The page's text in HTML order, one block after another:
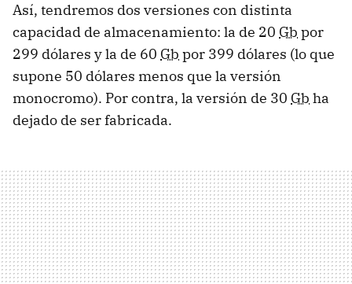
Así, tendremos dos versiones con distinta
capacidad de almacenamiento: la de 20 Gb por
299 dólares y la de 60 Gb por 399 dólares (lo que
supone 50 dólares menos que la versión
monocromo). Por contra, la versión de 30 Gb ha
dejado de ser fabricada.